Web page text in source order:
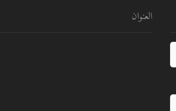
العنوان